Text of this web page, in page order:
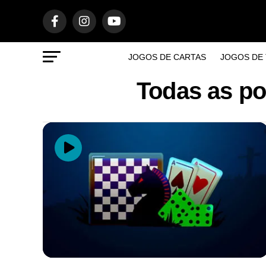
JOGOS DE CARTAS JOGOS DE
Todas as